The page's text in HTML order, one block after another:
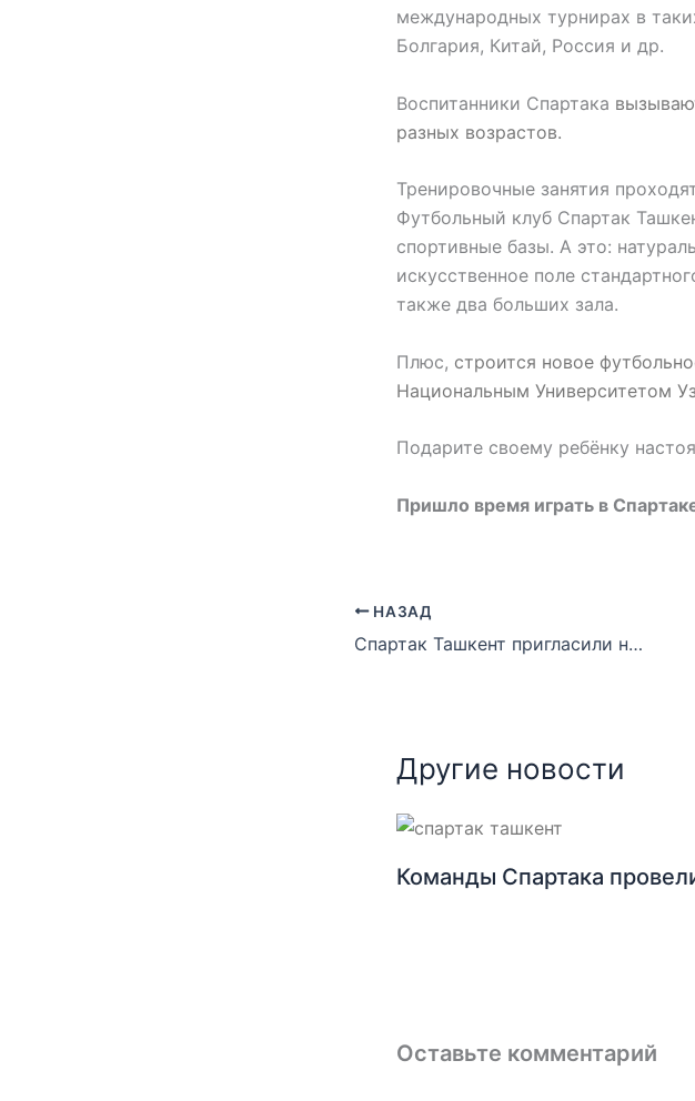
международных турнирах в
Болгария, Китай, Россия и др.
Воспитанники Спартака
разных возрастов.
Тренировочные занятия
Футбольный клуб Спартак
спортивные базы. А это:
искусственное поле
также два больших зала.
Плюс, строится новое
Национальным Университетом
Подарите своему ребёнку
Пришло время играть в
НАЗАД
Спартак Ташкент пригласили на турнир в Швецию
Другие новости
Команды Спартака
Оставьте комментарий